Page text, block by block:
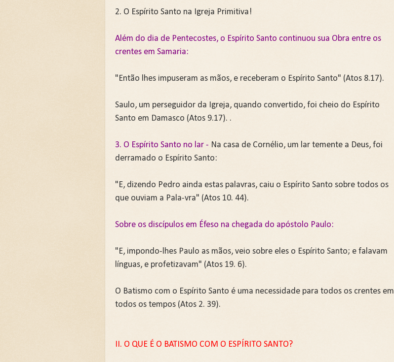
2. O Espírito Santo na Igreja Primitiva!
Além do dia de Pentecostes, o Espírito Santo continuou sua Obra entre os
crentes em Samaria:
"Então lhes impuseram as mãos, e receberam o Espírito Santo" (Atos 8.17).
Saulo, um perseguidor da Igreja, quando convertido, foi cheio do Espírito
Santo em Damasco (Atos 9.17). .
3. O Espírito Santo no lar - Na casa de Cornélio, um lar temente a Deus, foi
derramado o Espírito Santo:
"E, dizendo Pedro ainda estas palavras, caiu o Espírito Santo sobre todos os
que ouviam a Pala-vra" (Atos 10. 44).
Sobre os discípulos em Éfeso na chegada do apóstolo Paulo:
"E, impondo-lhes Paulo as mãos, veio sobre eles o Espírito Santo; e falavam
línguas, e profetizavam" (Atos 19. 6).
O Batismo com o Espírito Santo é uma necessidade para todos os crentes em
todos os tempos (Atos 2. 39).
II. O QUE É O BATISMO COM O ESPÍRITO SANTO?